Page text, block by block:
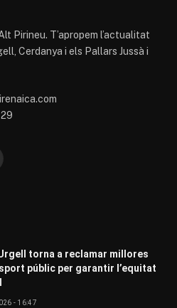
Pirineu. T’apropem l’actualitat
Cerdanya i els Pallars Jussà i
torna a reclamar millores
públic per garantir l’equitat
- 16:47